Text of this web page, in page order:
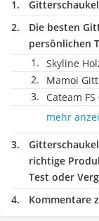
Die besten
persönlichen
Skyline
Mamoi
Cateam FS
mehr
richtige
Test oder
Kommentare